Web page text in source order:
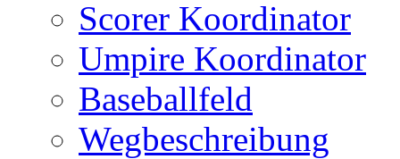
Scorer Koordinator
Umpire Koordinator
Baseballfeld
Wegbeschreibung